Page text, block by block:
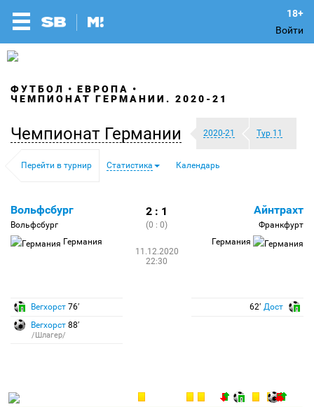
Войти
ФУТБОЛ
ЕВРОПА
ЧЕМПИОНАТ ГЕРМАНИИ. 2020-21
Чемпионат Германии 2020-21 Тур 11
Перейти в турнир Статистика Календарь
Вольфсбург
Вольфсбург
Германия
2 : 1
(0 : 0)
11.12.2020
22:30
Айнтрахт
Франкфурт
Германия
Вегхорст 76′
Вегхорст 88′
/Шлагер/
62′ Дост